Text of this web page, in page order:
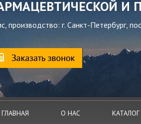
производство: г. Санкт-Петербург,
И
ГЛАВНАЯ О НАС